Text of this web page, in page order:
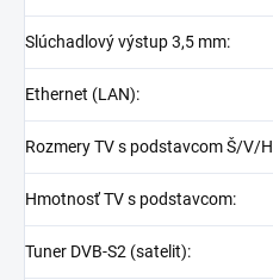
Slúchadlový výstup 3,5 mm:
Ethernet (LAN):
Rozmery TV s podstavcom Š/V/H
Hmotnosť TV s podstavcom:
Tuner DVB-S2 (satelit):